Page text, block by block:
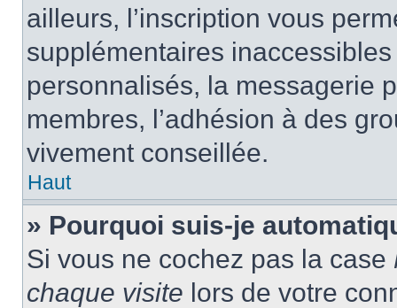
ailleurs, l’inscription vous
supplémentaires
personnalisés, la messagerie
membres, l’adhésion à des
vivement conseillée.
Haut
» Pourquoi suis-je
Si vous ne cochez pas la case
chaque visite lors de votre